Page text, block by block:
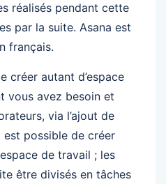
réalisés pendant cette
par la suite. Asana est
français.
créer autant d’espace
vous avez besoin et
via l’ajout de
est possible de créer
de travail ; les
être divisés en tâches